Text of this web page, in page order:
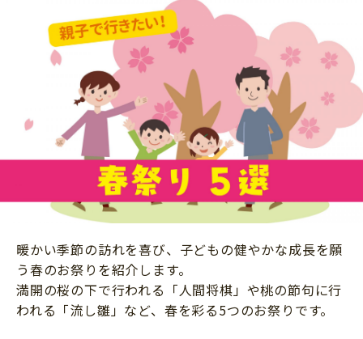
小学1年生
小学2年生
小学3年生
小学4年生
小学5年生
小学6年生
こそだてニュース
イベント
ニュース
そだち＆まなび
ワーク・ドリル
幼稚園・保育園
小学校
科学・プログラミング
教育・学習
自由研究・工作
読書感想文
こそだて生活
住まい
ファッション・美容
行事・イベント
トラブル
親子でいっしょに
人間関係
おでかけ
こそだてマンガ
暖かい季節の訪れを喜び、子どもの健やかな成長を願
う春のお祭りを紹介します。
満開の桜の下で行われる「人間将棋」や桃の節句に行
われる「流し雛」など、春を彩る5つのお祭りです。